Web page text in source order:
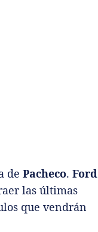
de Pacheco. Ford
las últimas
que vendrán